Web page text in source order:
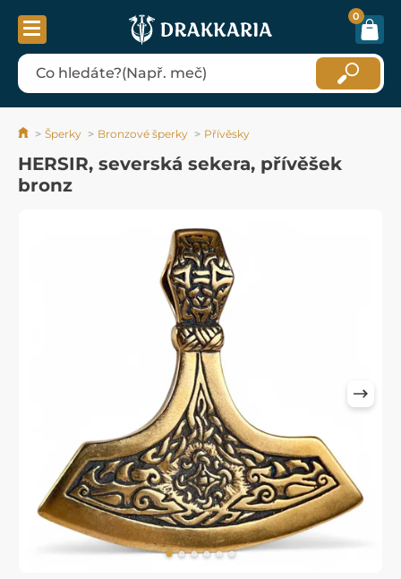
0
Šperky Bronzové šperky Přívěsky
HERSIR, severská sekera, přívěšek
bronz